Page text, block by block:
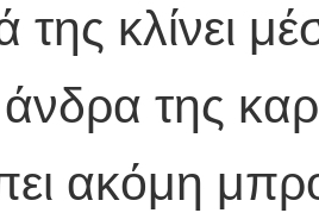
της κλίνει
της
ακόμη